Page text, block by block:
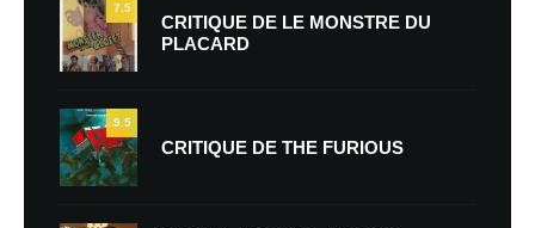
7.5
CRITIQUE DE LE MONSTRE DU
PLACARD
9.5
CRITIQUE DE THE FURIOUS